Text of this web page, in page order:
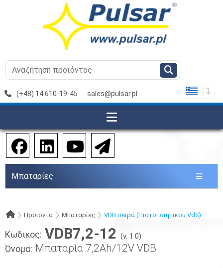
(+48) 14 610-19-45 sales@pulsar.pl
Μπαταρίες
Προϊοντα Μπαταρίες VDB σειρά (Πιστοποιητικού VdS)
Κωδικος: VDB7,2-12 (v. 1.0)
Όνομα: Μπαταρία 7,2Ah/12V VDB